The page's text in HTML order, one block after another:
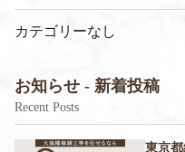
カテゴリーなし
お知らせ - 新着投稿
Recent Posts
東京